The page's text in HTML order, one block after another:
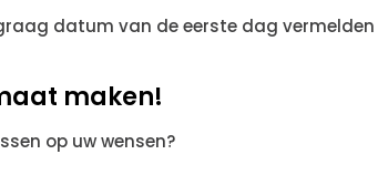
datum van de eerste dag vermelden
maken!
op uw wensen?